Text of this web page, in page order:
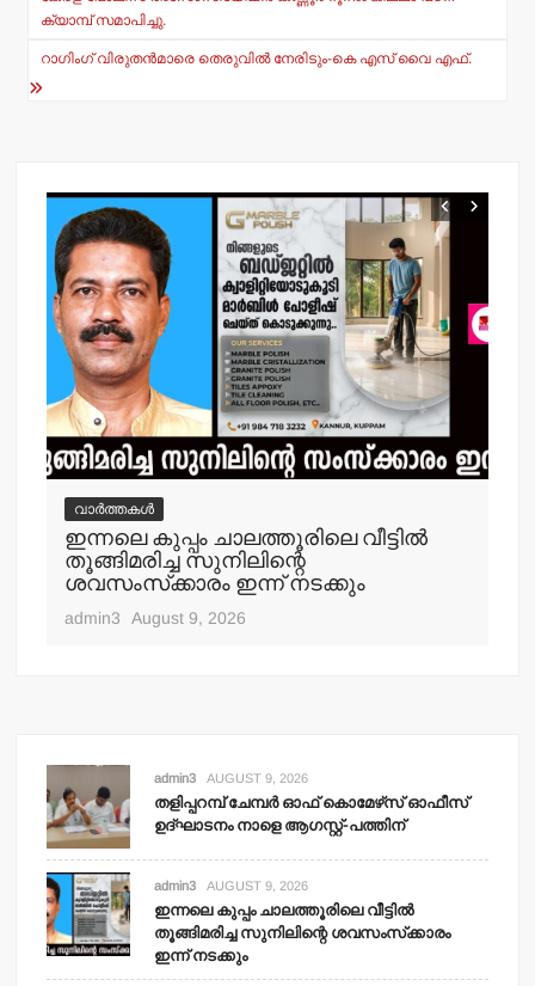
p
o
navigation
ക്യാമ്പ് സമാപിച്ചു.
റാഗിംഗ് വിരുതന്‍മാരെ തെരുവില്‍ നേരിടും-കെ എസ് വൈ എഫ്.
വാർത്തകൾ
ഇന്നലെ കുപ്പം ചാലത്തൂരിലെ വീട്ടില്‍
തൂങ്ങിമരിച്ച സുനിലിന്റെ
ശവസംസ്‌ക്കാരം ഇന്ന് നടക്കും
admin3 August 9, 2026
admin3 AUGUST 9, 2026
തളിപ്പറമ്പ് ചേമ്പര്‍ ഓഫ് കൊമേഴ്‌സ് ഓഫീസ്
ഉദ്ഘാടനം നാളെ ആഗസ്റ്റ്-പത്തിന്
admin3 AUGUST 9, 2026
ഇന്നലെ കുപ്പം ചാലത്തൂരിലെ വീട്ടില്‍
തൂങ്ങിമരിച്ച സുനിലിന്റെ ശവസംസ്‌ക്കാരം
ഇന്ന് നടക്കും